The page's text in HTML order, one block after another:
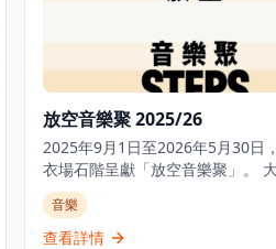
放空音樂聚 2025/26
2025年9月1日至2026年5月30日
衣場石階呈獻「放空音樂聚」。 大館作為充
滿活力且凝聚大眾的空間，致力建
意、多元與連結社群的文化平台，
晉及獨立創作人搭建舞台，推動創
音樂
查看詳情